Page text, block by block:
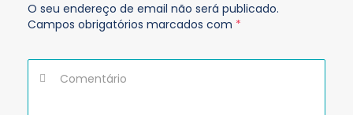
O seu endereço de email não será publicado.
Campos obrigatórios marcados com *